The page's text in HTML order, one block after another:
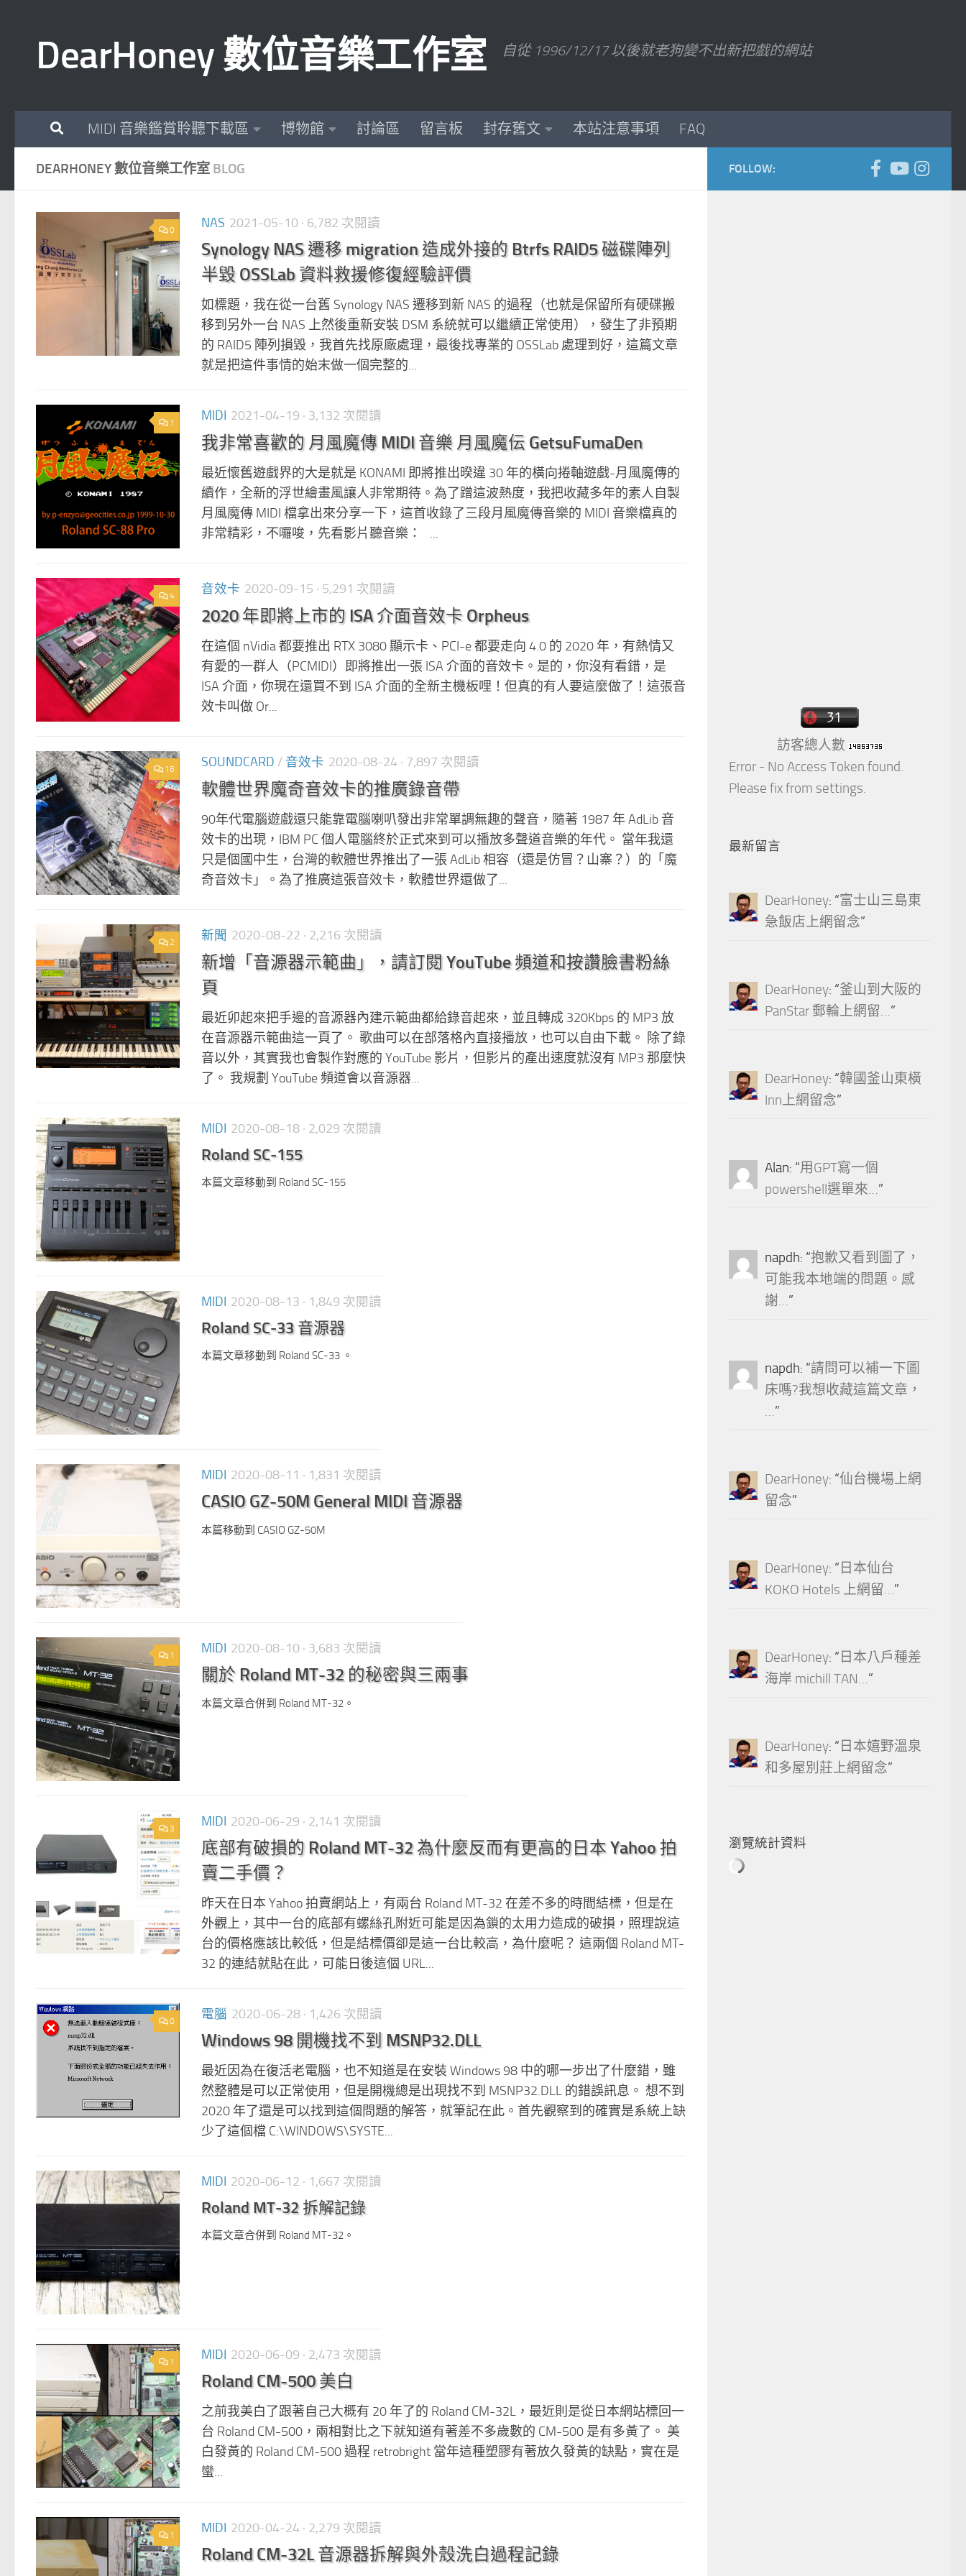
DearHoney 數位音樂工作室 自從 1996/12/17 以後就老狗變不出新把戲的網站
MIDI 音樂鑑賞聆聽下載區 博物館 討論區 留言板 封存舊文 本站注意事項 FAQ
DEARHONEY 數位音樂工作室 BLOG
0 NAS 2021-05-10 · 6,782 次閱讀
Synology NAS 遷移 migration 造成外接的 Btrfs RAID5 磁碟陣列
半毀 OSSLab 資料救援修復經驗評價
如標題，我在從一台舊 Synology NAS 遷移到新 NAS 的過程（也就是保留所有硬碟搬
移到另外一台 NAS 上然後重新安裝 DSM 系統就可以繼續正常使用），發生了非預期
的 RAID5 陣列損毀，我首先找原廠處理，最後找專業的 OSSLab 處理到好，這篇文章
就是把這件事情的始末做一個完整的...
1 MIDI 2021-04-19 · 3,132 次閱讀
我非常喜歡的 月風魔傳 MIDI 音樂 月風魔伝 GetsuFumaDen
最近懷舊遊戲界的大是就是 KONAMI 即將推出暌違 30 年的橫向捲軸遊戲-月風魔傳的
續作，全新的浮世繪畫風讓人非常期待。為了蹭這波熱度，我把收藏多年的素人自製
月風魔傳 MIDI 檔拿出來分享一下，這首收錄了三段月風魔傳音樂的 MIDI 音樂檔真的
非常精彩，不囉唆，先看影片聽音樂： ...
4 音效卡 2020-09-15 · 5,291 次閱讀
2020 年即將上市的 ISA 介面音效卡 Orpheus
在這個 nVidia 都要推出 RTX 3080 顯示卡、PCI-e 都要走向 4.0 的 2020 年，有熱情又
有愛的一群人（PCMIDI）即將推出一張 ISA 介面的音效卡。是的，你沒有看錯，是
ISA 介面，你現在還買不到 ISA 介面的全新主機板哩！但真的有人要這麼做了！這張音
效卡叫做 Or...
16 SOUNDCARD / 音效卡 2020-08-24 · 7,897 次閱讀
軟體世界魔奇音效卡的推廣錄音帶
90年代電腦遊戲還只能靠電腦喇叭發出非常單調無趣的聲音，隨著 1987 年 AdLib 音
效卡的出現，IBM PC 個人電腦終於正式來到可以播放多聲道音樂的年代。 當年我還
只是個國中生，台灣的軟體世界推出了一張 AdLib 相容（還是仿冒？山寨？）的「魔
奇音效卡」。為了推廣這張音效卡，軟體世界還做了...
2 新聞 2020-08-22 · 2,216 次閱讀
新增「音源器示範曲」，請訂閱 YouTube 頻道和按讚臉書粉絲
頁
最近卯起來把手邊的音源器內建示範曲都給錄音起來，並且轉成 320Kbps 的 MP3 放
在音源器示範曲這一頁了。 歌曲可以在部落格內直接播放，也可以自由下載。 除了錄
音以外，其實我也會製作對應的 YouTube 影片，但影片的產出速度就沒有 MP3 那麼快
了。 我規劃 YouTube 頻道會以音源器...
MIDI 2020-08-18 · 2,029 次閱讀
Roland SC-155
本篇文章移動到 Roland SC-155
MIDI 2020-08-13 · 1,849 次閱讀
Roland SC-33 音源器
本篇文章移動到 Roland SC-33 。
MIDI 2020-08-11 · 1,831 次閱讀
CASIO GZ-50M General MIDI 音源器
本篇移動到 CASIO GZ-50M
1 MIDI 2020-08-10 · 3,683 次閱讀
關於 Roland MT-32 的秘密與三兩事
本篇文章合併到 Roland MT-32。
3 MIDI 2020-06-29 · 2,141 次閱讀
底部有破損的 Roland MT-32 為什麼反而有更高的日本 Yahoo 拍
賣二手價？
昨天在日本 Yahoo 拍賣網站上，有兩台 Roland MT-32 在差不多的時間結標，但是在
外觀上，其中一台的底部有螺絲孔附近可能是因為鎖的太用力造成的破損，照理說這
台的價格應該比較低，但是結標價卻是這一台比較高，為什麼呢？ 這兩個 Roland MT-
32 的連結就貼在此，可能日後這個 URL...
0 電腦 2020-06-28 · 1,426 次閱讀
Windows 98 開機找不到 MSNP32.DLL
最近因為在復活老電腦，也不知道是在安裝 Windows 98 中的哪一步出了什麼錯，雖
然整體是可以正常使用，但是開機總是出現找不到 MSNP32.DLL 的錯誤訊息。 想不到
2020 年了還是可以找到這個問題的解答，就筆記在此。首先觀察到的確實是系統上缺
少了這個檔 C:\WINDOWS\SYSTE...
MIDI 2020-06-12 · 1,667 次閱讀
Roland MT-32 拆解記錄
本篇文章合併到 Roland MT-32。
1 MIDI 2020-06-09 · 2,473 次閱讀
Roland CM-500 美白
之前我美白了跟著自己大概有 20 年了的 Roland CM-32L，最近則是從日本網站標回一
台 Roland CM-500，兩相對比之下就知道有著差不多歲數的 CM-500 是有多黃了。 美
白發黃的 Roland CM-500 過程 retrobright 當年這種塑膠有著放久發黃的缺點，實在是
蠻...
1 MIDI 2020-04-24 · 2,279 次閱讀
Roland CM-32L 音源器拆解與外殼洗白過程記錄
FOLLOW:
訪客總人數
Error - No Access Token found.
Please fix from settings.
最新留言
DearHoney: “富士山三島東
急飯店上網留念”
DearHoney: “釜山到大阪的
PanStar 郵輪上網留…”
DearHoney: “韓國釜山東橫
Inn上網留念”
Alan: “用GPT寫一個
powershell選單來…”
napdh: “抱歉又看到圖了，
可能我本地端的問題。感
謝…”
napdh: “請問可以補一下圖
床嗎?我想收藏這篇文章，
…”
DearHoney: “仙台機場上網
留念”
DearHoney: “ 日本仙台
KOKO Hotels 上網留…”
DearHoney: “ 日本八戶種差
海岸 michill TAN…”
DearHoney: “ 日本嬉野溫泉
和多屋別莊上網留念”
瀏覽統計資料